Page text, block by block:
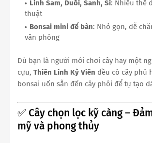
Linh Sam, Duối, Sanh, Si: Nhiều thế
thuật
Bonsai mini để bàn: Nhỏ gọn, dễ
văn phòng
Dù bạn là người mới chơi cây hay một
cựu, Thiên Linh Kỳ Viên đều có cây phù
bonsai uốn sẵn đến cây phôi để tự tạo
✅ Cây chọn lọc kỹ càng –
mỹ và phong thủy